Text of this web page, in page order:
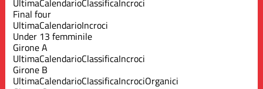
Final four
UltimaCalendarioIncroci
Under 13 femminile
Girone A
UltimaCalendarioClassificaIncroci
Girone B
UltimaCalendarioClassificaIncrociOrganici